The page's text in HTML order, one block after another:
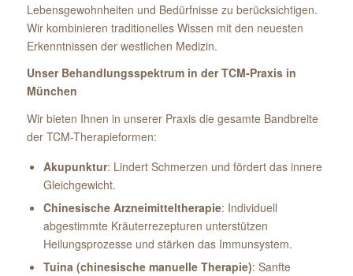
Lebensgewohnheiten und Bedürfnisse zu berücksichtigen.
Wir kombinieren traditionelles Wissen mit den neuesten
Erkenntnissen der westlichen Medizin.
Unser Behandlungsspektrum in der TCM-Praxis in
München
Wir bieten Ihnen in unserer Praxis die gesamte Bandbreite
der TCM-Therapieformen:
Akupunktur: Lindert Schmerzen und fördert das innere
Gleichgewicht.
Chinesische Arzneimitteltherapie: Individuell
abgestimmte Kräuterrezepturen unterstützen
Heilungsprozesse und stärken das Immunsystem.
Tuina (chinesische manuelle Therapie): Sanfte